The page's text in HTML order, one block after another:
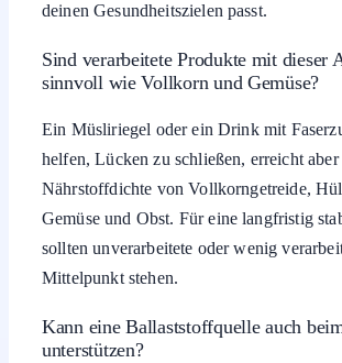
deinen Gesundheitszielen passt.
Sind verarbeitete Produkte mit dieser
sinnvoll wie Vollkorn und Gemüse?
Ein Müsliriegel oder ein Drink mit
helfen, Lücken zu schließen, erreicht aber
Nährstoffdichte von Vollkorngetreide,
Gemüse und Obst. Für eine langfristig
sollten unverarbeitete oder wenig
Mittelpunkt stehen.
Kann eine Ballaststoffquelle auch
unterstützen?